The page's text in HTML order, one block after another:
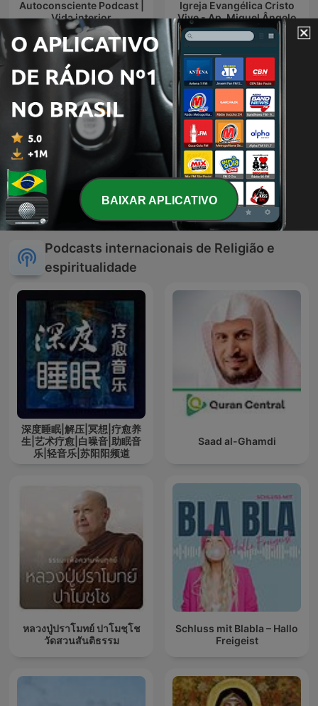
Autoconsciente Podcast |
Vida interior
Igreja Evangélica Cristo
Vive - Ap. Miguel Ângelo
Rede Brasil Oficial Rezando o Santo Terço
Podcasts internacionais de Religião e
espiritualidade
深度睡眠|解压|冥想|疗愈养
生|艺术疗愈|白噪音|助眠音
乐|轻音乐|苏阳阳频道
Saad al-Ghamdi
หลวงปู่ปราโมทย์ ปาโมชฺโช
วัดสวนสันติธรรม
Schluss mit Blabla – Hallo
Freigeist
BAIXAR APLICATIVO